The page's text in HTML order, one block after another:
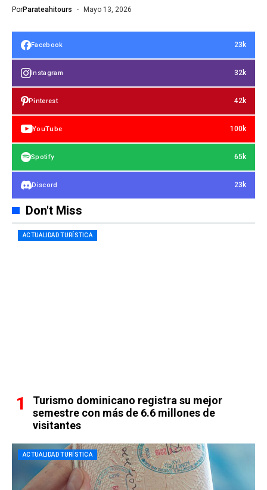
PorParateahitours Mayo 13, 2026
Facebook 23k
Instagram 32k
Pinterest 42k
YouTube 100k
Spotify 65k
Discord 23k
Don't Miss
ACTUALIDAD TURÍSTICA
Turismo dominicano registra su mejor
semestre con más de 6.6 millones de
visitantes
ACTUALIDAD TURÍSTICA